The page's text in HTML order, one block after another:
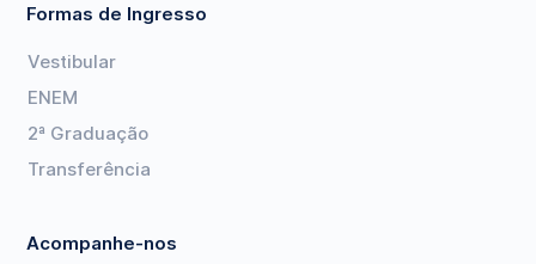
Formas de Ingresso
Vestibular
ENEM
2ª Graduação
Transferência
Acompanhe-nos